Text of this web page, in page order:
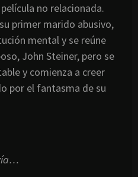
no relacionada.
primer marido abusivo,
mental y se reúne
John Steiner, pero se
y comienza a creer
por el fantasma de su